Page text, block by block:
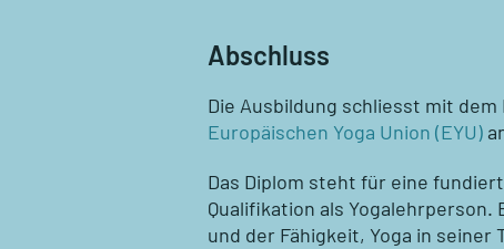
Abschluss
Die Ausbildung schliesst mit dem
Europäischen Yoga Union (EYU)
Das Diplom steht für eine
Qualifikation als
und der Fähigkeit, Yoga in